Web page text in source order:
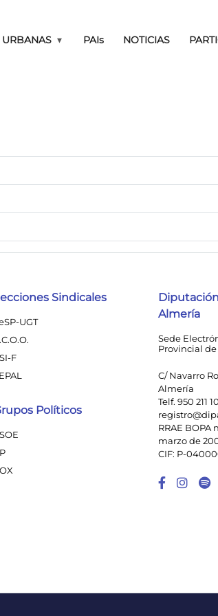
PAIs NOTICIAS
Sindicales
UGT
F
Políticos
Almería
Sede
Provincial
C/ Navarro
Almería
Telf. 950 211
RRAE BOPA
marzo de
CIF: P-
Enlace